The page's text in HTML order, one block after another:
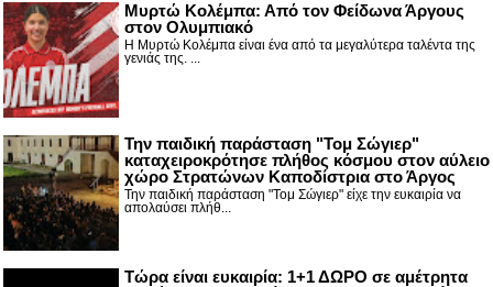
Μυρτώ Κολέμπα: Από τον Φείδωνα Άργους
στον Ολυμπιακό
Η Μυρτώ Κολέμπα είναι ένα από τα μεγαλύτερα ταλέντα της
γενιάς της. ...
Την παιδική παράσταση "Τομ Σώγιερ"
καταχειροκρότησε πλήθος κόσμου στον αύλειο
χώρο Στρατώνων Καποδίστρια στο Άργος
Την παιδική παράσταση "Τομ Σώγιερ" είχε την ευκαιρία να
απολαύσει πλήθ...
Τώρα είναι ευκαιρία: 1+1 ΔΩΡΟ σε αμέτρητα